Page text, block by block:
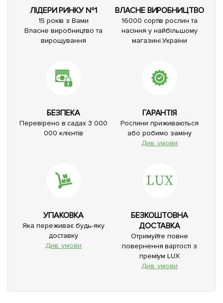
ЛІДЕРИ РИНКУ №1
15 років з Вами
Власне виробництво та
вирощування
ВЛАСНЕ ВИРОБНИЦТВО
16000 сортів рослин та
насіння у найбільшому
магазині України
БЕЗПЕКА
Перевірено в садах 3 000
000 клієнтів
ГАРАНТІЯ
Рослини приживаються
або робимо заміну
Див. умови
УПАКОВКА
Яка переживає будь-яку
доставку
Див. умови
БЕЗКОШТОВНА
ДОСТАВКА
Отримуйте повне
повернення вартості з
преміум LUX
Див. умови